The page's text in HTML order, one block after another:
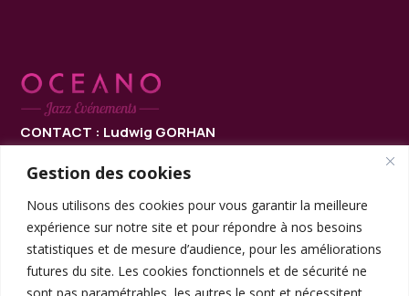
Gestion des cookies
Nous utilisons des cookies pour vous garantir la meilleure
expérience sur notre site et pour répondre à nos besoins
statistiques et de mesure d’audience, pour les améliorations
futures du site. Les cookies fonctionnels et de sécurité ne
sont pas paramétrables, les autres le sont et nécessitent
CONTACT : Ludwig GORHAN
ludwig.gorhan@gmail.com
+33 (0)6 60 96 34 66